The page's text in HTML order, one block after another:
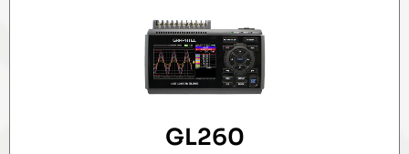
GL260